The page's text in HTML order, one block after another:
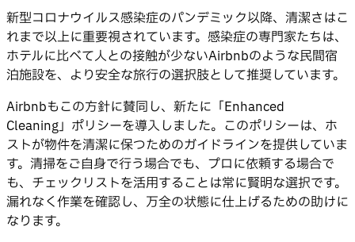
新型コロナウイルス感染症のパンデミック以降、清潔さはこ
れまで以上に重要視されています。感染症の専門家たちは、
ホテルに比べて人との接触が少ないAirbnbのような民間宿
泊施設を、より安全な旅行の選択肢として推奨しています。
Airbnbもこの方針に賛同し、新たに「Enhanced
Cleaning」ポリシーを導入しました。このポリシーは、ホ
ストが物件を清潔に保つためのガイドラインを提供していま
す。清掃をご自身で行う場合でも、プロに依頼する場合で
も、チェックリストを活用することは常に賢明な選択です。
漏れなく作業を確認し、万全の状態に仕上げるための助けに
なります。